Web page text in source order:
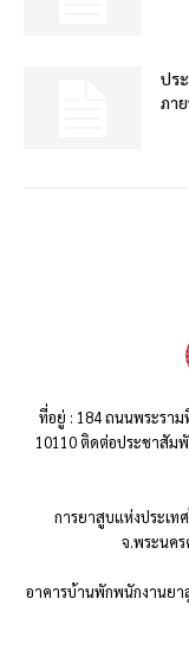
ปร
ภา
ที่อยู่ : 184 ถนนพระราม
10110 ติดต่อประชาสัม
การยาสูบแห่งประเท
จ.พระนคร
อาคารบ้านพักพนักงานยา